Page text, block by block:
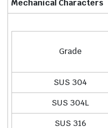
Mechanical Characters
Grade
SUS 304
SUS 304L
SUS 316